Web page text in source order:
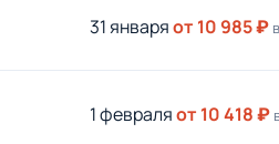
31 январяот 10 985 ₽
1 февраляот 10 418 ₽